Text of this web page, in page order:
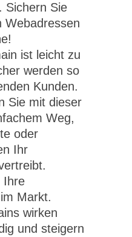
Sichern Sie
Webadressen
ist leicht zu
werden so
Kunden.
Sie mit dieser
Weg,
oder
Ihr
Ihre
Markt.
wirken
und steigern